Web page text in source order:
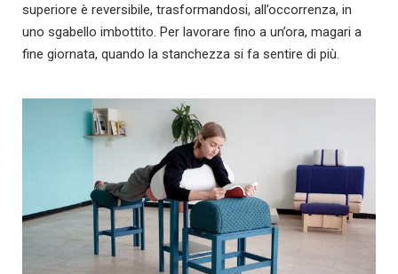
superiore è reversibile, trasformandosi, all’occorrenza, in
uno sgabello imbottito. Per lavorare fino a un’ora, magari a
fine giornata, quando la stanchezza si fa sentire di più.